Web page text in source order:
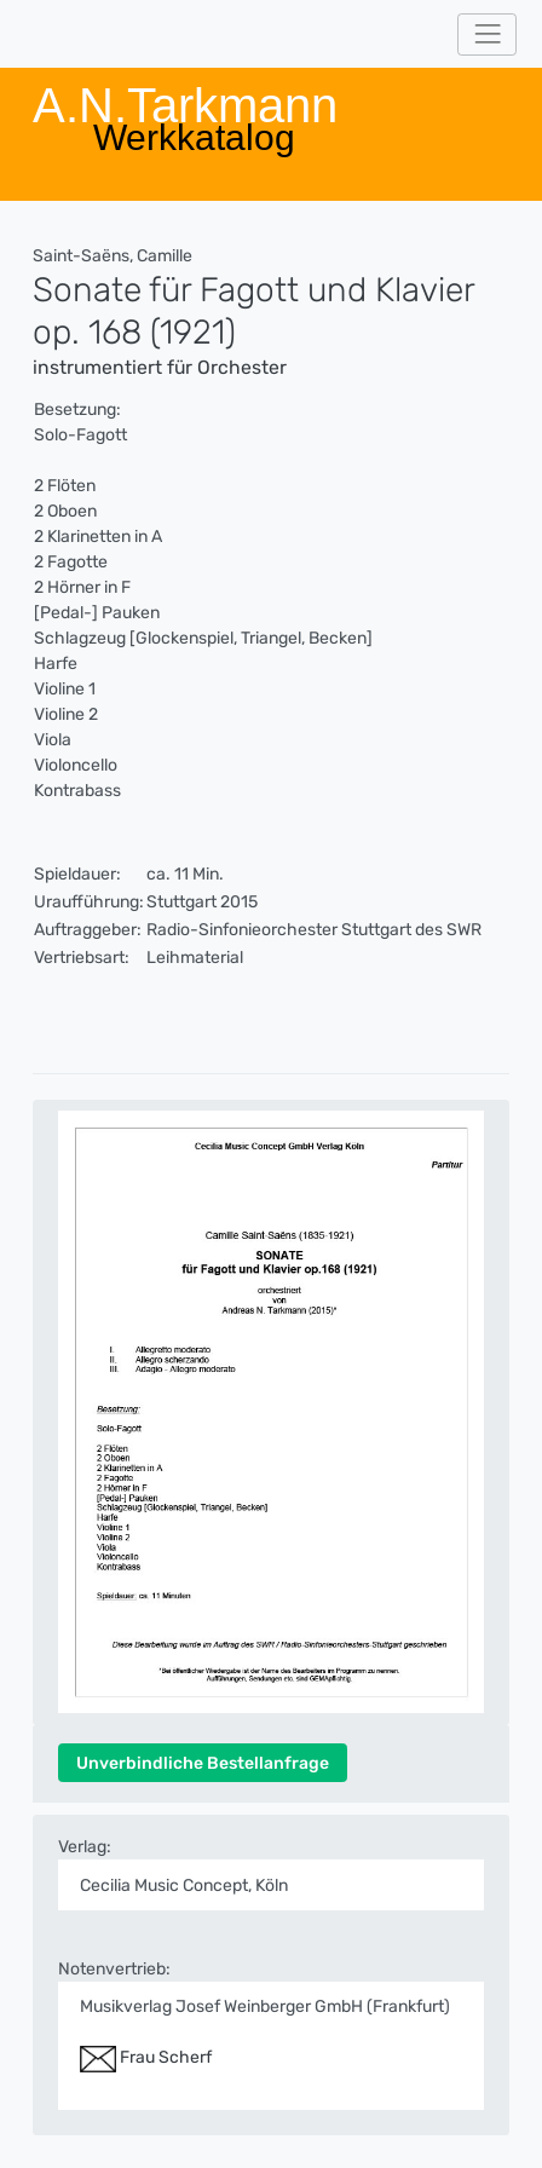
A.N.Tarkmann
Werkkatalog
Saint-Saëns, Camille
Sonate für Fagott und Klavier
op. 168 (1921)
instrumentiert für Orchester
Besetzung:
Solo-Fagott
2 Flöten
2 Oboen
2 Klarinetten in A
2 Fagotte
2 Hörner in F
[Pedal-] Pauken
Schlagzeug [Glockenspiel, Triangel, Becken]
Harfe
Violine 1
Violine 2
Viola
Violoncello
Kontrabass
Spieldauer:
ca. 11 Min.
Uraufführung:Stuttgart 2015
Auftraggeber: Radio-Sinfonieorchester Stuttgart des SWR
Vertriebsart:
Leihmaterial
Unverbindliche Bestellanfrage
Verlag:
Cecilia Music Concept, Köln
Notenvertrieb:
Musikverlag Josef Weinberger GmbH (Frankfurt)
Frau Scherf